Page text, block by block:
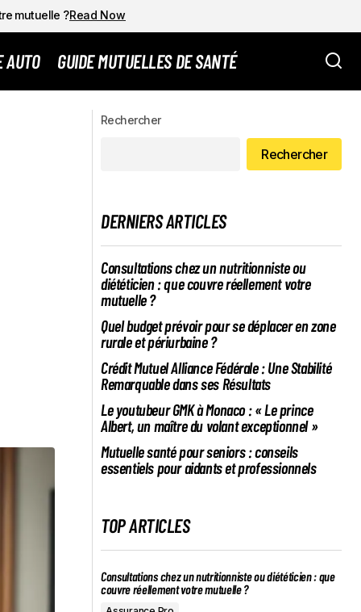
mutuelle ?Read Now
AUTO GUIDE MUTUELLES DE SANTÉ
des Compétences et Certifications pour
une Modernisation Ambitieuse du
Rechercher
Rechercher
DERNIERS ARTICLES
Consultations chez un nutritionniste ou
diététicien : que couvre réellement votre
mutuelle ?
Quel budget prévoir pour se déplacer en zone
rurale et périurbaine ?
Crédit Mutuel Alliance Fédérale : Une Stabilité
Remarquable dans ses Résultats
Le youtubeur GMK à Monaco : « Le prince
Albert, un maître du volant exceptionnel »
Mutuelle santé pour seniors : conseils
essentiels pour aidants et professionnels
TOP ARTICLES
Consultations chez un nutritionniste ou diététicien : que
couvre réellement votre mutuelle ?